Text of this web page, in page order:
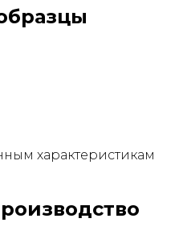
характеристикам